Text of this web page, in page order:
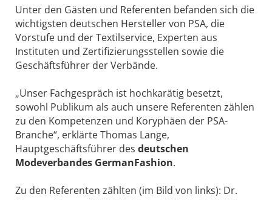
Unter den Gästen und Referenten befanden sich die
wichtigsten deutschen Hersteller von PSA, die
Vorstufe und der Textilservice, Experten aus
Instituten und Zertifizierungsstellen sowie die
Geschäftsführer der Verbände.
„Unser Fachgespräch ist hochkarätig besetzt,
sowohl Publikum als auch unsere Referenten zählen
zu den Kompetenzen und Koryphäen der PSA-
Branche“, erklärte Thomas Lange,
Hauptgeschäftsführer des deutschen
Modeverbandes GermanFashion.
Zu den Referenten zählten (im Bild von links): Dr.